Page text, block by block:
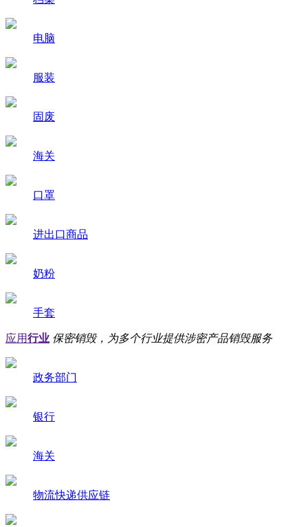
电脑
服装
固废
海关
口罩
进出口商品
奶粉
手套
应用行业 保密销毁，为多个行业提供涉密产品销毁服务
政务部门
银行
海关
物流快递供应链